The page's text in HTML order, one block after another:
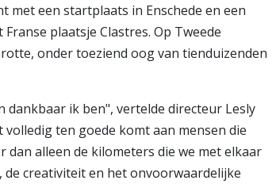
met een startplaats in Enschede en een
plaatsje Clastres. Op Tweede
onder toeziend oog van tienduizenden
ik ben", vertelde directeur Lesly
ten goede komt aan mensen die
dan alleen de kilometers die we met elkaar
creativiteit en het onvoorwaardelijke